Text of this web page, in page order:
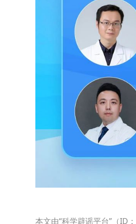
本文由“科学辟谣平台”（ID